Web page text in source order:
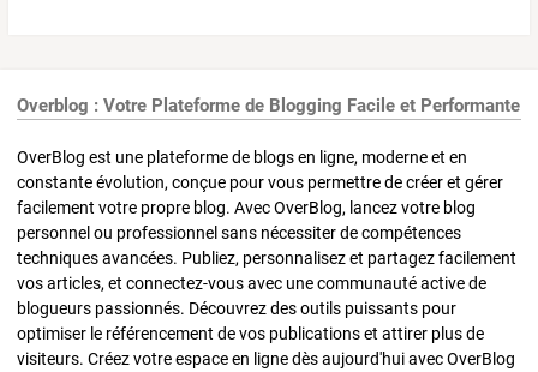
Overblog : Votre Plateforme de Blogging Facile et Performante
OverBlog est une plateforme de blogs en ligne, moderne et en
constante évolution, conçue pour vous permettre de créer et gérer
facilement votre propre blog. Avec OverBlog, lancez votre blog
personnel ou professionnel sans nécessiter de compétences
techniques avancées. Publiez, personnalisez et partagez facilement
vos articles, et connectez-vous avec une communauté active de
blogueurs passionnés. Découvrez des outils puissants pour
optimiser le référencement de vos publications et attirer plus de
visiteurs. Créez votre espace en ligne dès aujourd'hui avec OverBlog